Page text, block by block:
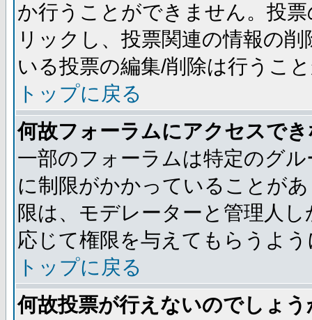
か行うことができません。投
リックし、投票関連の情報の
いる投票の編集/削除は行うこ
トップに戻る
何故フォーラムにアクセスで
一部のフォーラムは特定のグ
に制限がかかっていることが
限は、モデレーターと管理人
応じて権限を与えてもらうよ
トップに戻る
何故投票が行えないのでしょう